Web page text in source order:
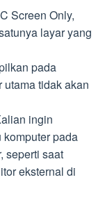
Screen Only,
layar yang
pada
utama tidak akan
ingin
pada
seperti saat
eksternal di